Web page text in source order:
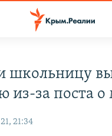
ОБЪЕКТОВ КРЫМА
школьницу
из-за поста о
21:34